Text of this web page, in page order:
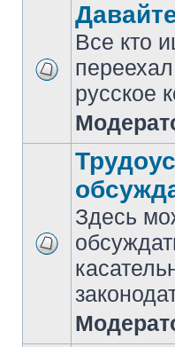
Все кто
русcкое
Здесь